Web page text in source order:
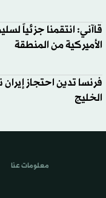
قاآني: انتقمنا جزئياً
الأميركية من المنطقة
فرنسا تدين احتجاز
الخليج
معلومات عنا